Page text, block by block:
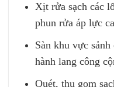
Xịt rửa sạch các
phun rửa áp lực
Sàn khu vực
hành lang công
Quét, thu gom